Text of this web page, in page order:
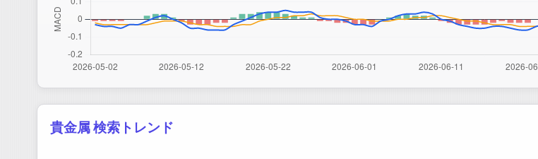
貴金属 検索トレンド